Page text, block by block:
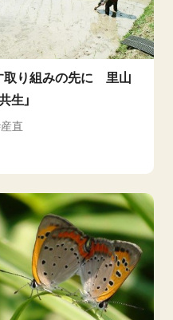
取り組みの先に 里山
生」
産直